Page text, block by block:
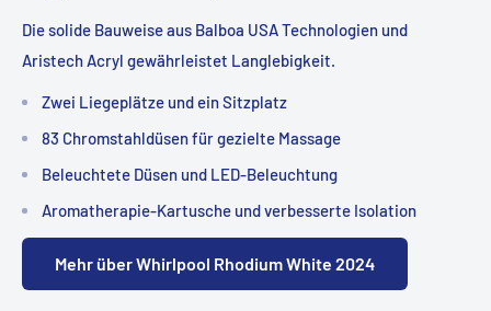
Die solide Bauweise aus Balboa USA Technologien und
Aristech Acryl gewährleistet Langlebigkeit.
Zwei Liegeplätze und ein Sitzplatz
83 Chromstahldüsen für gezielte Massage
Beleuchtete Düsen und LED-Beleuchtung
Aromatherapie-Kartusche und verbesserte Isolation
Mehr über Whirlpool Rhodium White 2024